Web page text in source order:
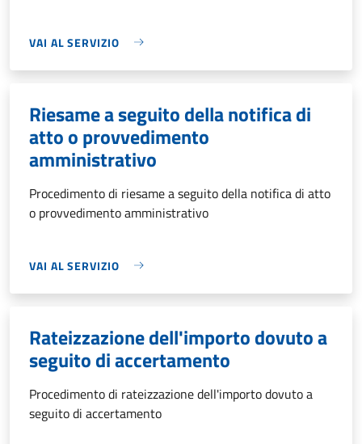
VAI AL SERVIZIO
Riesame a seguito della notifica di
atto o provvedimento
amministrativo
Procedimento di riesame a seguito della notifica di atto
o provvedimento amministrativo
VAI AL SERVIZIO
Rateizzazione dell'importo dovuto a
seguito di accertamento
Procedimento di rateizzazione dell'importo dovuto a
seguito di accertamento